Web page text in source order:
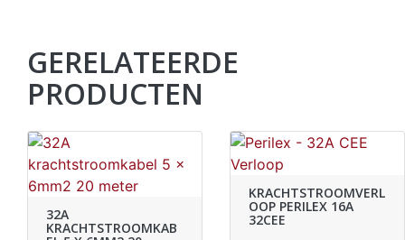
GERELATEERDE
PRODUCTEN
32A
KRACHTSTROOMKAB
KRACHTSTROOMVERL
OOP PERILEX 16A
32CEE